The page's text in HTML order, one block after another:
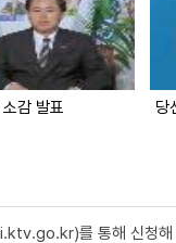
감 발표
를 통해 신청해